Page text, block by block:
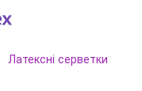
Латексні серветки